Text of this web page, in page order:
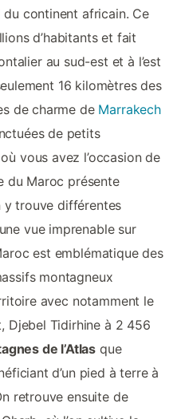
continent africain. Ce
d’habitants et fait
au sud-est et à l’est
16 kilomètres des
de charme de Marrakech
de petits
vous avez l’occasion de
du Maroc présente
y trouve différentes
vue imprenable sur
est emblématique des
montagneux
avec notamment le
Djebel Tidirhine à 2 456
de l’Atlas que
d’un pied à terre à
retrouve ensuite de